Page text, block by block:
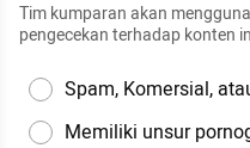
Tim kumparan akan
pengecekan terhadap konten
Spam, Komersial,
Memiliki unsur